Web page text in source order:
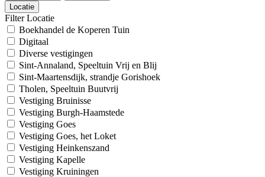
Locatie
Filter Locatie
Boekhandel de Koperen Tuin
Digitaal
Diverse vestigingen
Sint-Annaland, Speeltuin Vrij en Blij
Sint-Maartensdijk, strandje Gorishoek
Tholen, Speeltuin Buutvrij
Vestiging Bruinisse
Vestiging Burgh-Haamstede
Vestiging Goes
Vestiging Goes, het Loket
Vestiging Heinkenszand
Vestiging Kapelle
Vestiging Kruiningen